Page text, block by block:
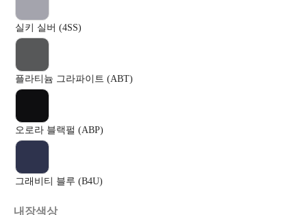
실키 실버 (4SS)
플라티늄 그라파이트 (ABT)
오로라 블랙펄 (ABP)
그래비티 블루 (B4U)
내장색상